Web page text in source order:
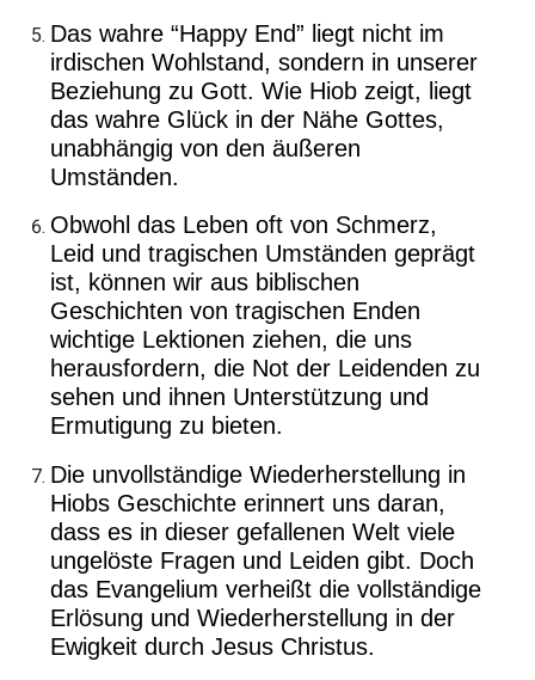
Das wahre “Happy End” liegt nicht im
irdischen Wohlstand, sondern in unserer
Beziehung zu Gott. Wie Hiob zeigt, liegt
das wahre Glück in der Nähe Gottes,
unabhängig von den äußeren
Umständen.
Obwohl das Leben oft von Schmerz,
Leid und tragischen Umständen geprägt
ist, können wir aus biblischen
Geschichten von tragischen Enden
wichtige Lektionen ziehen, die uns
herausfordern, die Not der Leidenden zu
sehen und ihnen Unterstützung und
Ermutigung zu bieten.
Die unvollständige Wiederherstellung in
Hiobs Geschichte erinnert uns daran,
dass es in dieser gefallenen Welt viele
ungelöste Fragen und Leiden gibt. Doch
das Evangelium verheißt die vollständige
Erlösung und Wiederherstellung in der
Ewigkeit durch Jesus Christus.